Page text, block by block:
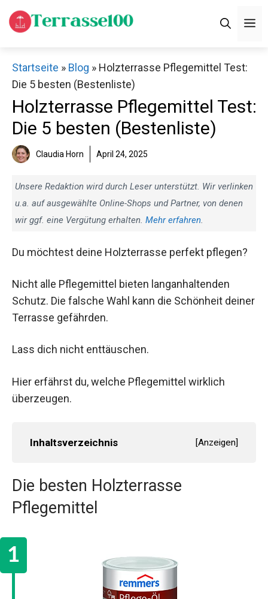
Zum
Inhalt
Startseite » Blog » Holzterrasse Pflegemittel Test:
Die 5 besten (Bestenliste)
Holzterrasse Pflegemittel Test:
Die 5 besten (Bestenliste)
Claudia Horn April 24, 2025
Unsere Redaktion wird durch Leser unterstützt. Wir verlinken
u.a. auf ausgewählte Online-Shops und Partner, von denen
wir ggf. eine Vergütung erhalten. Mehr erfahren.
Du möchtest deine Holzterrasse perfekt pflegen?
Nicht alle Pflegemittel bieten langanhaltenden
Schutz. Die falsche Wahl kann die Schönheit deiner
Terrasse gefährden.
Lass dich nicht enttäuschen.
Hier erfährst du, welche Pflegemittel wirklich
überzeugen.
Inhaltsverzeichnis [Anzeigen]
Die besten Holzterrasse
Pflegemittel